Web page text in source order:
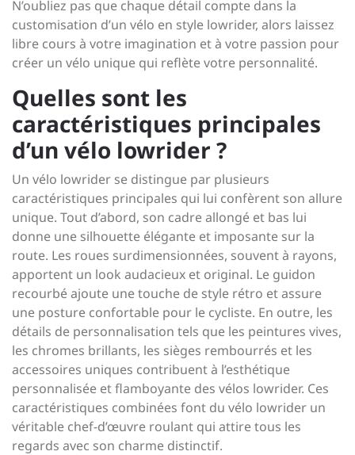
N’oubliez pas que chaque détail compte dans la
customisation d’un vélo en style lowrider, alors laissez
libre cours à votre imagination et à votre passion pour
créer un vélo unique qui reflète votre personnalité.
Quelles sont les
caractéristiques principales
d’un vélo lowrider ?
Un vélo lowrider se distingue par plusieurs
caractéristiques principales qui lui confèrent son allure
unique. Tout d’abord, son cadre allongé et bas lui
donne une silhouette élégante et imposante sur la
route. Les roues surdimensionnées, souvent à rayons,
apportent un look audacieux et original. Le guidon
recourbé ajoute une touche de style rétro et assure
une posture confortable pour le cycliste. En outre, les
détails de personnalisation tels que les peintures vives,
les chromes brillants, les sièges rembourrés et les
accessoires uniques contribuent à l’esthétique
personnalisée et flamboyante des vélos lowrider. Ces
caractéristiques combinées font du vélo lowrider un
véritable chef-d’œuvre roulant qui attire tous les
regards avec son charme distinctif.